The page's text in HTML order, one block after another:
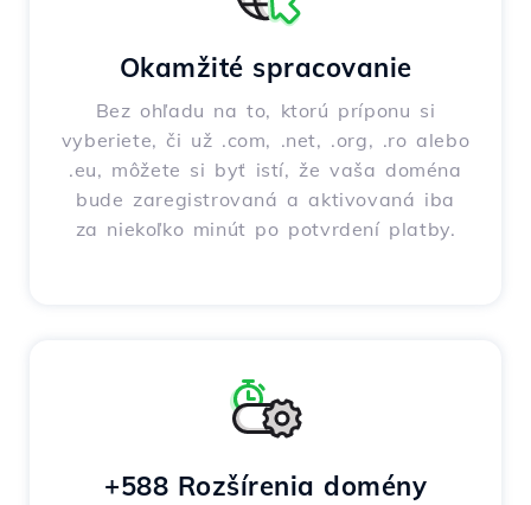
Okamžité spracovanie
Bez ohľadu na to, ktorú príponu si
vyberiete, či už .com, .net, .org, .ro alebo
.eu, môžete si byť istí, že vaša doména
bude zaregistrovaná a aktivovaná iba
za niekoľko minút po potvrdení platby.
+588 Rozšírenia domény